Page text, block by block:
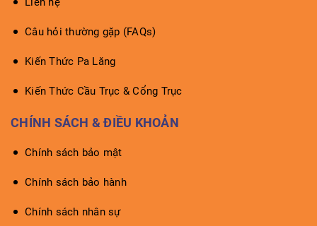
Câu hỏi thường gặp (FAQs)
Kiến Thức Pa Lăng
Kiến Thức Cầu Trục & Cổng Trục
CHÍNH SÁCH & ĐIỀU KHOẢN
Chính sách bảo mật
Chính sách bảo hành
Chính sách nhân sự